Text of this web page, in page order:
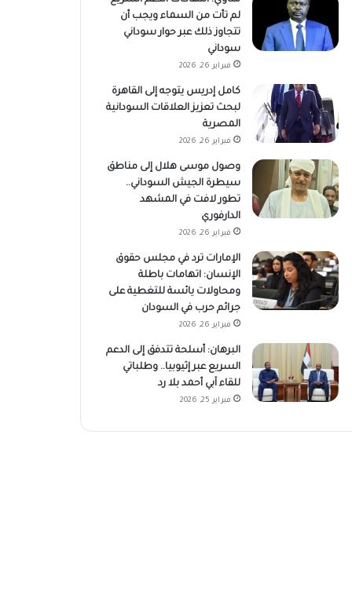
لم تأت من السماء ويجب أن
تتجاوز ذلك عبر حوار سوداني
سوداني
فبراير 26, 2026
كامل إدريس يتوجه إلى القاهرة
لبحث تعزيز العلاقات السودانية
المصرية
فبراير 26, 2026
وصول موسى هلال إلى مناطق
سيطرة الجيش السوداني..
تطور لافت في المشهد
الدارفوري
فبراير 26, 2026
الإمارات ترد في مجلس حقوق
الإنسان: اتهامات باطلة
ومحاولات يائسة للتغطية على
جرائم حرب في السودان
فبراير 26, 2026
البرهان: أسلحة تتدفق إلى الدعم
السريع عبر إثيوبيا.. وطلباتي
للقاء آبي أحمد بلا رد
فبراير 25, 2026